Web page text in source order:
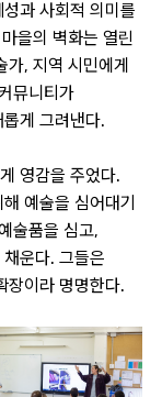
과 사회적 의미를
을의 벽화는 열린
, 지역 시민에게
뮤니티가
게 그려낸다.
영감을 주었다.
예술을 심어대기
술품을 심고,
운다. 그들은
장이라 명명한다.